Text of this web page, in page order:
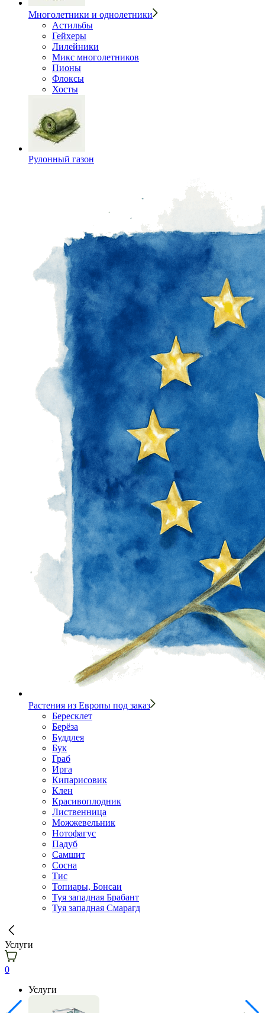
Многолетники и однолетники
Астильбы
Гейхеры
Лилейники
Микс многолетников
Пионы
Флоксы
Хосты
Рулонный газон
Растения из Европы под заказ
Бересклет
Берёза
Буддлея
Бук
Граб
Ирга
Кипарисовик
Клен
Красивоплодник
Лиственница
Можжевельник
Нотофагус
Падуб
Самшит
Сосна
Тис
Топиары, Бонсаи
Туя западная Брабант
Туя западная Смарагд
Услуги
0
Услуги